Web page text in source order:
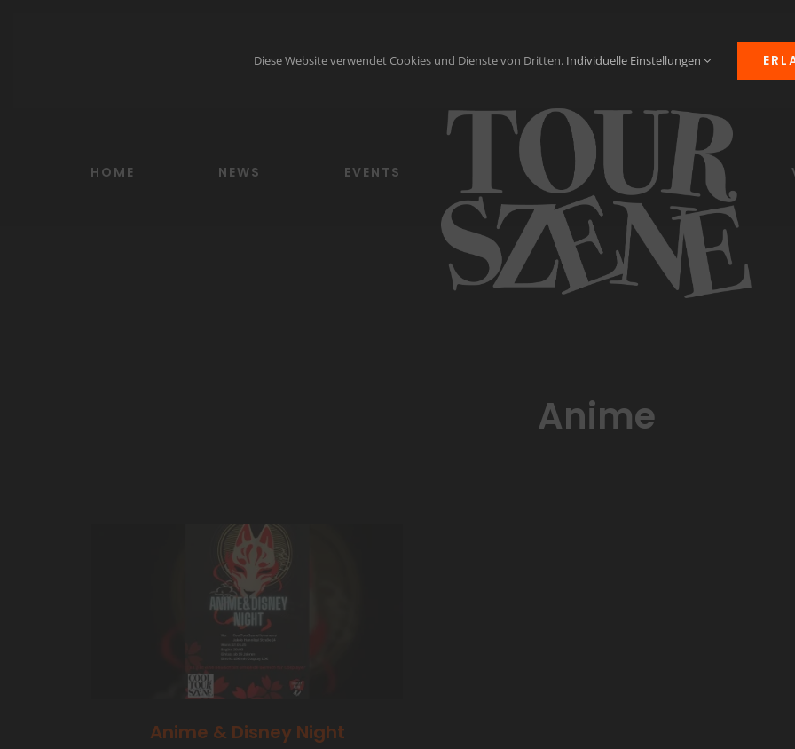
HOME NEWS EVENTS
Anime
Anime & Disney Night
Diese Website verwendet Cookies und Dienste von Dritten. Individuelle Einstellungen